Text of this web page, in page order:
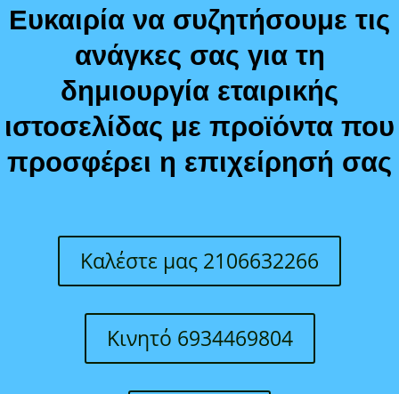
Ευκαιρία να συζητήσουμε τις
ανάγκες σας για τη
δημιουργία εταιρικής
ιστοσελίδας με προϊόντα που
προσφέρει η επιχείρησή σας
Καλέστε μας 2106632266
Κινητό 6934469804